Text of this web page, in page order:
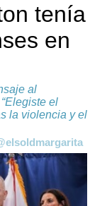
tenía
en
al
el
la violencia y el